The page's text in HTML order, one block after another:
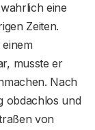
eine
Zeiten.
musste er
Nach
obdachlos und
von